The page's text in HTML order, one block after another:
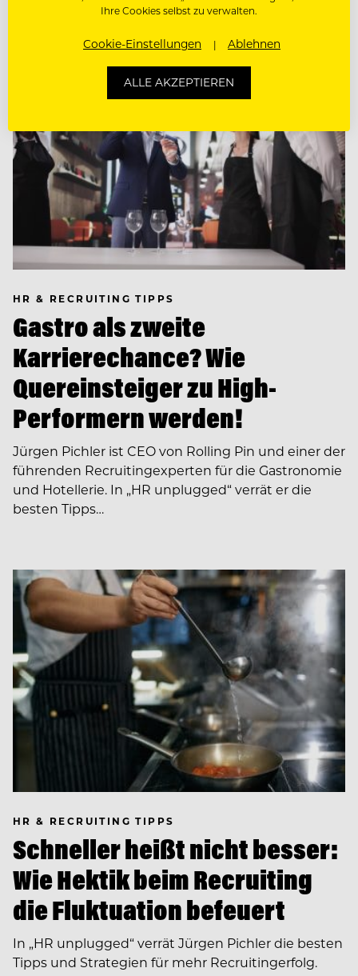
HR & RECRUITING TIPPS
Gastro als zweite
Karrierechance? Wie
Quereinsteiger zu High-
Performern werden!
Jürgen Pichler ist CEO von Rolling Pin und einer der
führenden Recruiting­experten für die Gastronomie
und Hotellerie. In ­­„HR unplugged“ verrät er die
besten Tipps…
HR & RECRUITING TIPPS
Schneller heißt nicht besser:
Wie Hektik beim Recruiting
die Fluktuation befeuert
In ­„HR unplugged“ verrät Jürgen Pichler die besten
Tipps und Strategien für mehr Recruitingerfolg.
Ihre Cookies selbst zu verwalten.
Cookie-Einstellungen Ablehnen
ALLE AKZEPTIEREN